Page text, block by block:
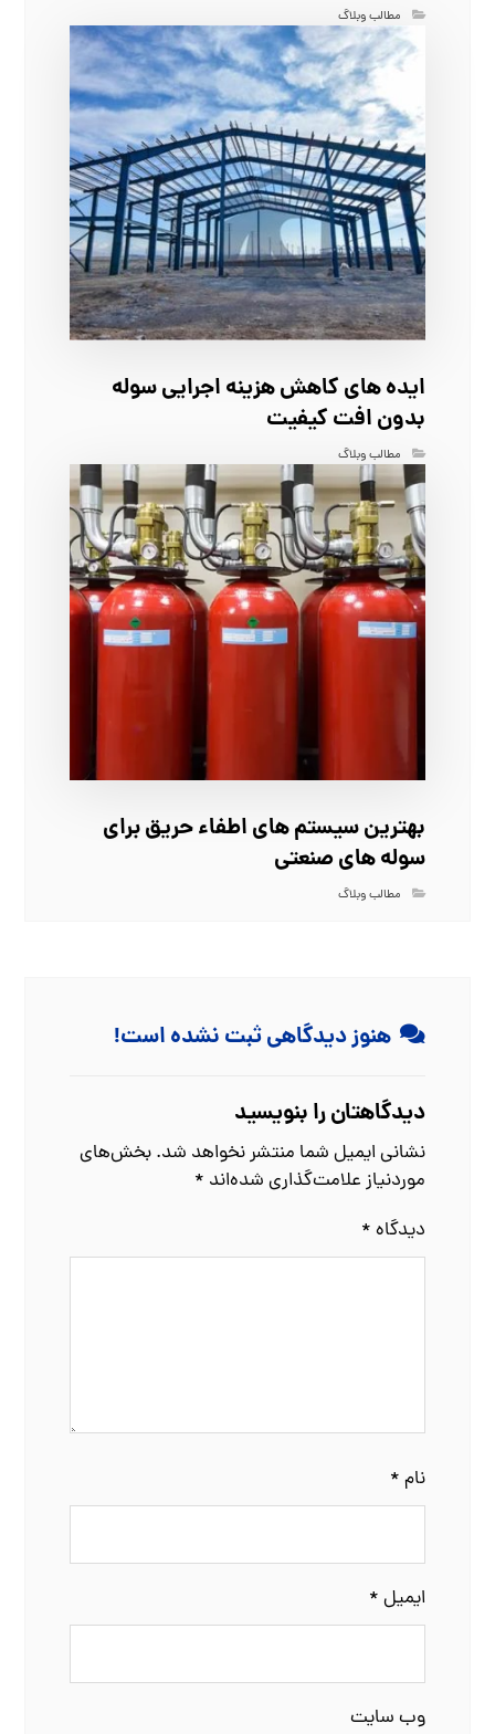
مطالب وبلاگ
ایده‌ های کاهش هزینه اجرایی سوله
بدون افت کیفیت
مطالب وبلاگ
بهترین سیستم‌ های اطفاء حریق برای
سوله‌ های صنعتی
مطالب وبلاگ
هنوز دیدگاهی ثبت نشده است!
دیدگاهتان را بنویسید
نشانی ایمیل شما منتشر نخواهد شد. بخش‌های
موردنیاز علامت‌گذاری شده‌اند *
دیدگاه *
نام*
ایمیل*
وب‌ سایت